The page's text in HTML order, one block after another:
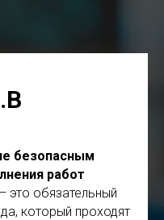
безопасным
работ
это обязательный
который проходят